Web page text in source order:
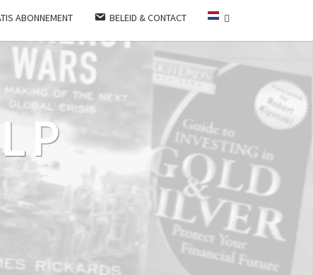
ABONNEMENT BELEID & CONTACT